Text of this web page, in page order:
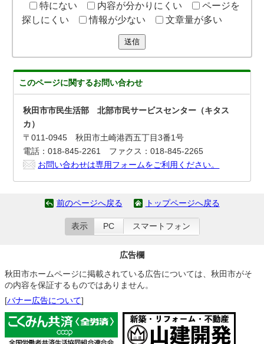
特にない
内容が分かりにくい
ページを
探しにくい
情報が少ない 文章量が多い
送信
このページに関するお問い合わせ
秋田市市民生活部 北部市民サービスセンター（キタス
カ）
〒011-0945 秋田市土崎港西五丁目3番1号
電話：018-845-2261 ファクス：018-845-2265
お問い合わせは専用フォームをご利用ください。
前のページへ戻る トップページへ戻る
表示 PC スマートフォン
広告欄
秋田市ホームページに掲載されている広告については、秋田市がそ
の内容を保証するものではありません。
[バナー広告について]